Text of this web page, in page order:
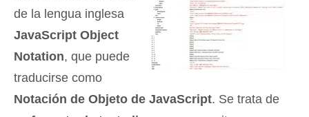
de la lengua inglesa
JavaScript Object
Notation, que puede
traducirse como
Notación de Objeto de JavaScript. Se trata de